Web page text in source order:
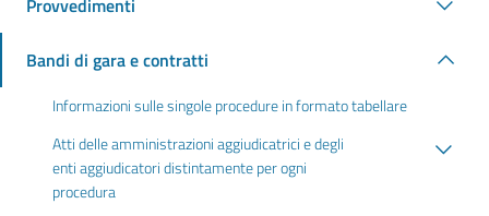
Provvedimenti
Bandi di gara e contratti
Informazioni sulle singole procedure in formato tabellare
Atti delle amministrazioni aggiudicatrici e degli
enti aggiudicatori distintamente per ogni
procedura